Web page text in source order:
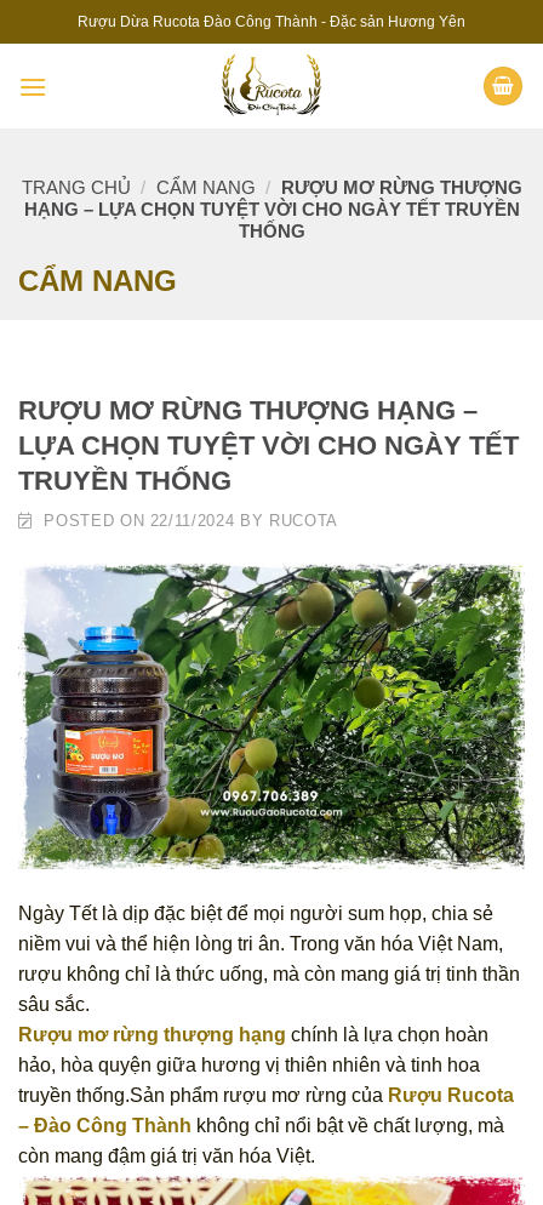
to
content
Rượu Dừa Rucota Đào Công Thành - Đặc sản Hương Yên
TRANG CHỦ / CẨM NANG / RƯỢU MƠ RỪNG THƯỢNG
HẠNG – LỰA CHỌN TUYỆT VỜI CHO NGÀY TẾT TRUYỀN
THỐNG
CẨM NANG
RƯỢU MƠ RỪNG THƯỢNG HẠNG –
LỰA CHỌN TUYỆT VỜI CHO NGÀY TẾT
TRUYỀN THỐNG
POSTED ON 22/11/2024 BY RUCOTA
Ngày Tết là dịp đặc biệt để mọi người sum họp, chia sẻ
niềm vui và thể hiện lòng tri ân. Trong văn hóa Việt Nam,
rượu không chỉ là thức uống, mà còn mang giá trị tinh thần
sâu sắc.
Rượu mơ rừng thượng hạng chính là lựa chọn hoàn
hảo, hòa quyện giữa hương vị thiên nhiên và tinh hoa
truyền thống.Sản phẩm rượu mơ rừng của Rượu Rucota
– Đào Công Thành không chỉ nổi bật về chất lượng, mà
còn mang đậm giá trị văn hóa Việt.